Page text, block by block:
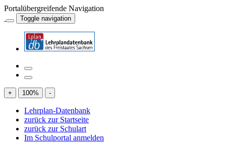
Portalübergreifende Navigation
Toggle navigation
+ 100% -
Lehrplan-Datenbank
zurück zur Startseite
zurück zur Schulart
Im Schulportal anmelden